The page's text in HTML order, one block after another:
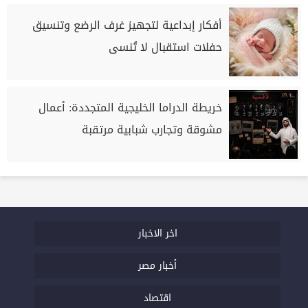
أفكار إبداعية لتجهيز غرف الرضع وتنسيق
حفلات استقبال لا تُنسى
خريطة الدراما الخليجية المتجددة: أعمال
مشوقة وتجارب شبابية مرتقبة
اخر الاخبار
أخبار مصر
اقتصاد